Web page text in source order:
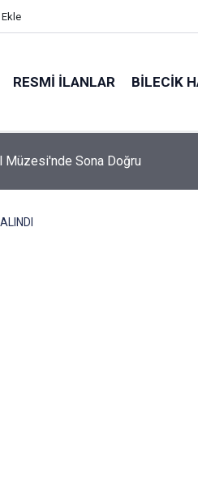
RESMI İLANLAR BILECIK
Müzesi'nde Sona Doğru